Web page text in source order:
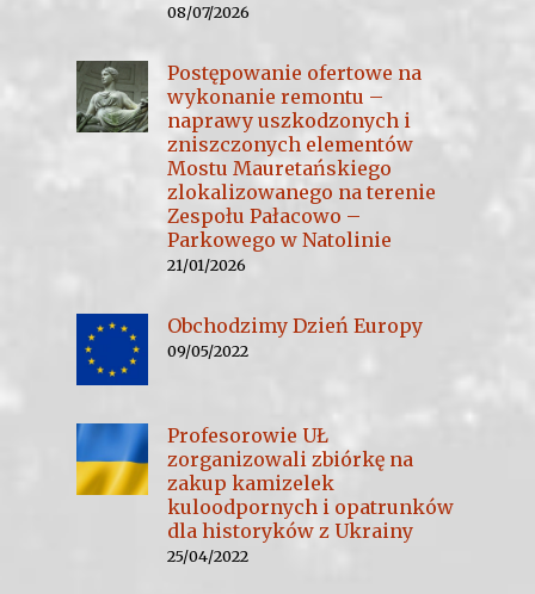
08/07/2026
Postępowanie ofertowe na
wykonanie remontu –
naprawy uszkodzonych i
zniszczonych elementów
Mostu Mauretańskiego
zlokalizowanego na terenie
Zespołu Pałacowo –
Parkowego w Natolinie
21/01/2026
Obchodzimy Dzień Europy
09/05/2022
Profesorowie UŁ
zorganizowali zbiórkę na
zakup kamizelek
kuloodpornych i opatrunków
dla historyków z Ukrainy
25/04/2022